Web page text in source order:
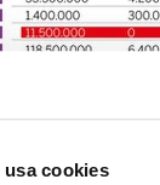
usa cookies